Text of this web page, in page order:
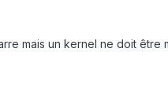
mais un kernel ne doit être